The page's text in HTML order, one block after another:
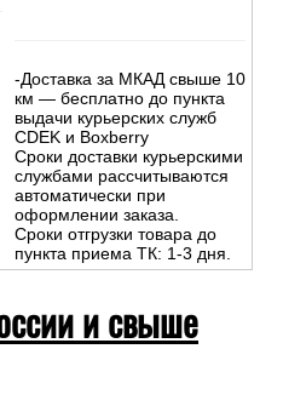
-Доставка за МКАД свыше 10
км — бесплатно до пункта
выдачи курьерских служб
CDEK и Boxberry
Сроки доставки курьерскими
службами рассчитываются
автоматически при
оформлении заказа.
Сроки отгрузки товара до
пункта приема ТК: 1-3 дня.
и свыше